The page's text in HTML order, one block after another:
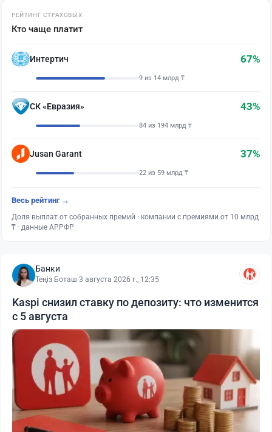
РЕЙТИНГ СТРАХОВЫХ
Кто чаще платит
Интертич 67%
9 из 14 млрд ₸
СК «Евразия» 43%
84 из 194 млрд ₸
Jusan Garant 37%
22 из 59 млрд ₸
Весь рейтинг →
Доля выплат от собранных премий · компании с премиями от 10 млрд
₸ · данные АРРФР
Банки
Теңіз Боташ·3 августа 2026 г., 12:35
Kaspi снизил ставку по депозиту: что изменится
с 5 августа